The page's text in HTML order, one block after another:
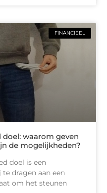
FINANCIEEL
waarom geven
de mogelijkheden?
doel is een
dragen aan een
om het steunen